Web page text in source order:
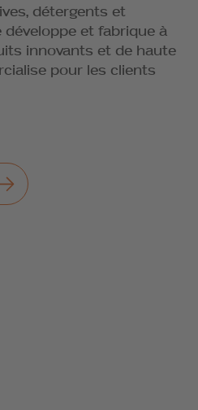
détergents et
développe et fabrique à
innovants et de haute
pour les clients